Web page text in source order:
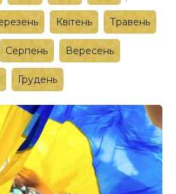
Квітень Травень
Серпень Вересень
Грудень